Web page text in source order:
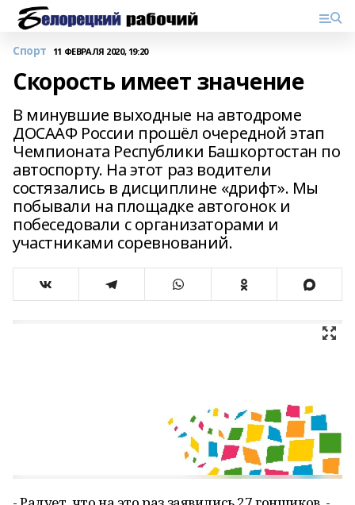
Спорт 11 ФЕВРАЛЯ 2020, 19:20
Скорость имеет значение
В минувшие выходные на автодроме
ДОСААФ России прошёл очередной этап
Чемпионата Республики Башкортостан по
автоспорту. На этот раз водители
состязались в дисциплине «дрифт». Мы
побывали на площадке автогонок и
побеседовали с организаторами и
участниками соревнований.